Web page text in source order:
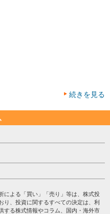
続きを見る
による「買い」「売り」等は、株式投
り、投資に関するすべての決定は、利
する株式情報やコラム、国内・海外市